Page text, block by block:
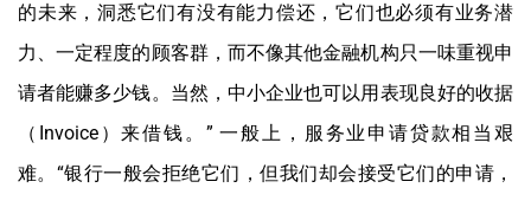
的未来，洞悉它们有没有能力偿还，它们也必须有业务潜
力、一定程度的顾客群，而不像其他金融机构只一味重视申
请者能赚多少钱。当然，中小企业也可以用表现良好的收据
（Invoice）来借钱。” 一般上，服务业申请贷款相当艰
难。“银行一般会拒绝它们，但我们却会接受它们的申请，